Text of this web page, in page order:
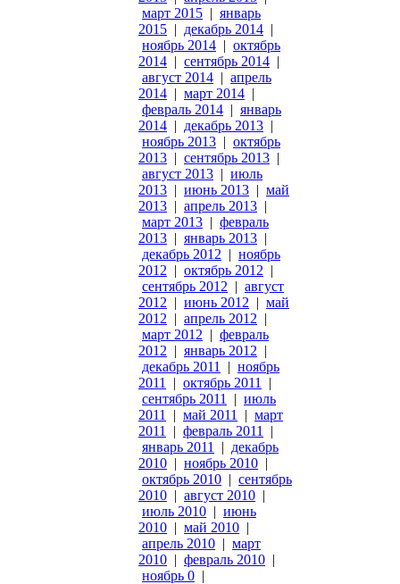
март 2015 | январь
2015 | декабрь 2014 |
ноябрь 2014 | октябрь
2014 | сентябрь 2014 |
август 2014 | апрель
2014 | март 2014 |
февраль 2014 | январь
2014 | декабрь 2013 |
ноябрь 2013 | октябрь
2013 | сентябрь 2013 |
август 2013 | июль
2013 | июнь 2013 | май
2013 | апрель 2013 |
март 2013 | февраль
2013 | январь 2013 |
декабрь 2012 | ноябрь
2012 | октябрь 2012 |
сентябрь 2012 | август
2012 | июнь 2012 | май
2012 | апрель 2012 |
март 2012 | февраль
2012 | январь 2012 |
декабрь 2011
| ноябрь
2011
| октябрь 2011
|
сентябрь 2011
| июль
2011
| май 2011 | март
2011
| февраль 2011
|
январь 2011
| декабрь
2010 | ноябрь 2010 |
октябрь 2010 | сентябрь
2010 | август 2010 |
июль 2010 | июнь
2010 | май 2010 |
апрель 2010 | март
2010 | февраль 2010 |
ноябрь 0 |